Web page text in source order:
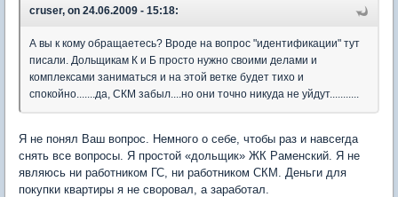
cruser, on 24.06.2009 - 15:18:
А вы к кому обращаетесь? Вроде на вопрос "идентификации" тут
писали. Дольщикам К и Б просто нужно своими делами и
комплексами заниматься и на этой ветке будет тихо и
спокойно.......да, СКМ забыл....но они точно никуда не уйдут...........
Я не понял Ваш вопрос. Немного о себе, чтобы раз и навсегда
снять все вопросы. Я простой «дольщик» ЖК Раменский. Я не
являюсь ни работником ГС, ни работником СКМ. Деньги для
покупки квартиры я не своровал, а заработал.